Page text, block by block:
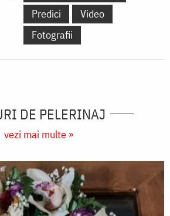
Predici
Video
Fotografii
DE PELERINAJ
vezi mai multe »